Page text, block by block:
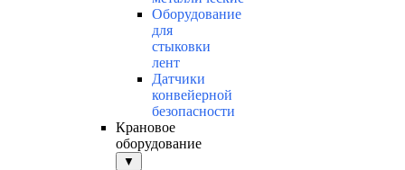
Оборудование
для
стыковки
лент
Датчики
конвейерной
безопасности
Крановое
оборудование
▼